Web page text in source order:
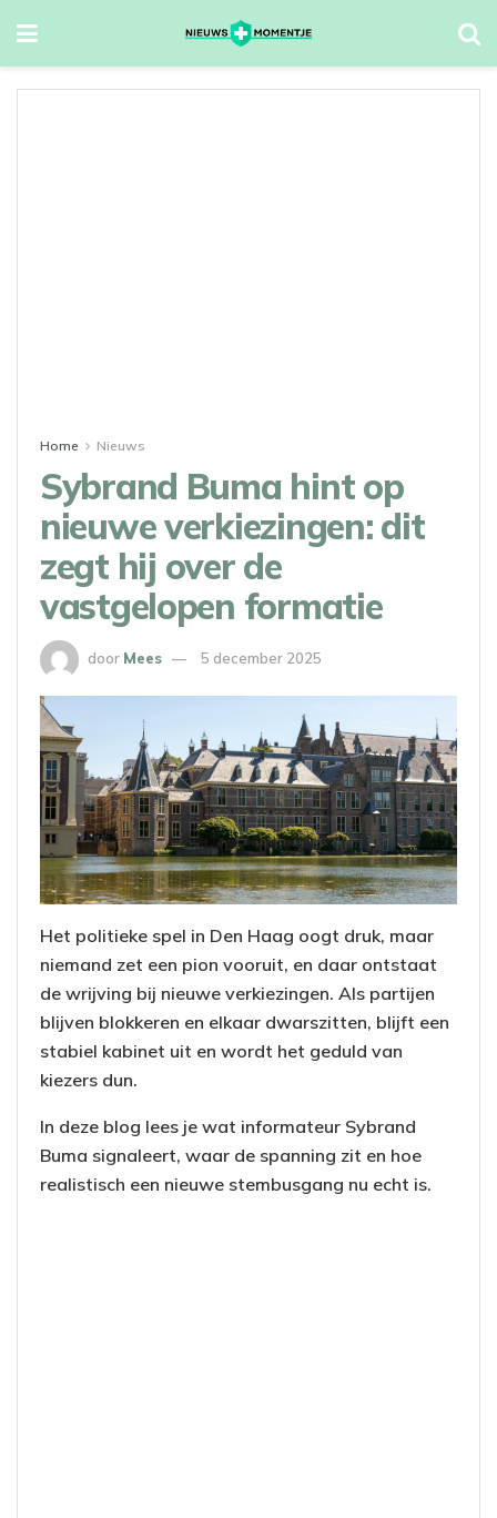
Home Nieuws
Sybrand Buma hint op
nieuwe verkiezingen: dit
zegt hij over de
vastgelopen formatie
door Mees 5 december 2025
Het politieke spel in Den Haag oogt druk, maar
niemand zet een pion vooruit, en daar ontstaat
de wrijving bij nieuwe verkiezingen. Als partijen
blijven blokkeren en elkaar dwarszitten, blijft een
stabiel kabinet uit en wordt het geduld van
kiezers dun.
In deze blog lees je wat informateur Sybrand
Buma signaleert, waar de spanning zit en hoe
realistisch een nieuwe stembusgang nu echt is.